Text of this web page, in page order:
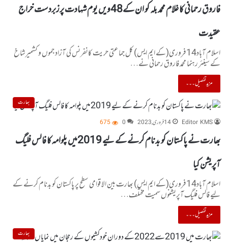
فاروق رحمانی کا غلام محمد بلہ کو ان کے48ویں یوم شہادت پرزبردست خراج
عقیدت
اسلام آباد14فروری(کے ایم ایس) کل جماعتی حریت کانفرنس کی آزاد جموں و کشمیرشاخ
کے سینئر رہنما محمد فاروق رحمانی نے…
مزید تفصیل۔۔۔
بھارت
Editor KMS
14 فروری, 2023 0
675
بھارت نے پاکستان کو بدنام کرنے کے لیے 2019میں پلوامہ کا فالس فلیگ
آپریشن کیا
اسلام آباد14فروری(کے ایم ایس) بھارت بین الاقوامی سطح پر پاکستان کو بدنام کرنے کے
لیے فالس فلیگ آپریشنوں سمیت مختلف…
مزید تفصیل۔۔۔
بھارت